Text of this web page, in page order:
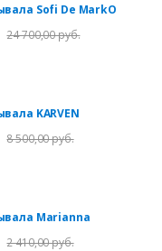
Sofi De MarkO
24 700,00 руб.
KARVEN
8 500,00 руб.
Marianna
2 410,00 руб.